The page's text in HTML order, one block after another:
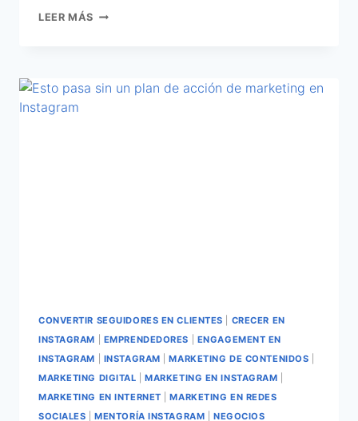
LEER MÁS
CONVERTIR SEGUIDORES EN CLIENTES
CRECER EN
INSTAGRAM
EMPRENDEDORES
ENGAGEMENT EN
INSTAGRAM
INSTAGRAM |MARKETING DE CONTENIDOS
MARKETING DIGITAL |MARKETING EN INSTAGRAM
MARKETING EN INTERNET |MARKETING EN REDES
SOCIALES |MENTORÍA INSTAGRAM
NEGOCIOS